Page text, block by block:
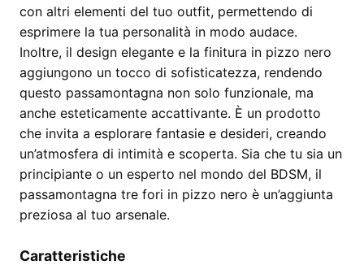
con altri elementi del tuo outfit, permettendo di
esprimere la tua personalità in modo audace.
Inoltre, il design elegante e la finitura in pizzo nero
aggiungono un tocco di sofisticatezza, rendendo
questo passamontagna non solo funzionale, ma
anche esteticamente accattivante. È un prodotto
che invita a esplorare fantasie e desideri, creando
un’atmosfera di intimità e scoperta. Sia che tu sia un
principiante o un esperto nel mondo del BDSM, il
passamontagna tre fori in pizzo nero è un’aggiunta
preziosa al tuo arsenale.
Caratteristiche